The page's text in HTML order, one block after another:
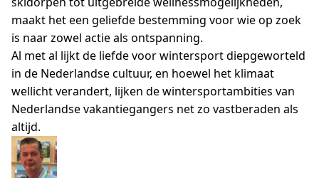
maakt het een geliefde bestemming voor wie op zoek
is naar zowel actie als ontspanning.
Al met al lijkt de liefde voor wintersport diepgeworteld
in de Nederlandse cultuur, en hoewel het klimaat
wellicht verandert, lijken de wintersportambities van
Nederlandse vakantiegangers net zo vastberaden als
altijd.